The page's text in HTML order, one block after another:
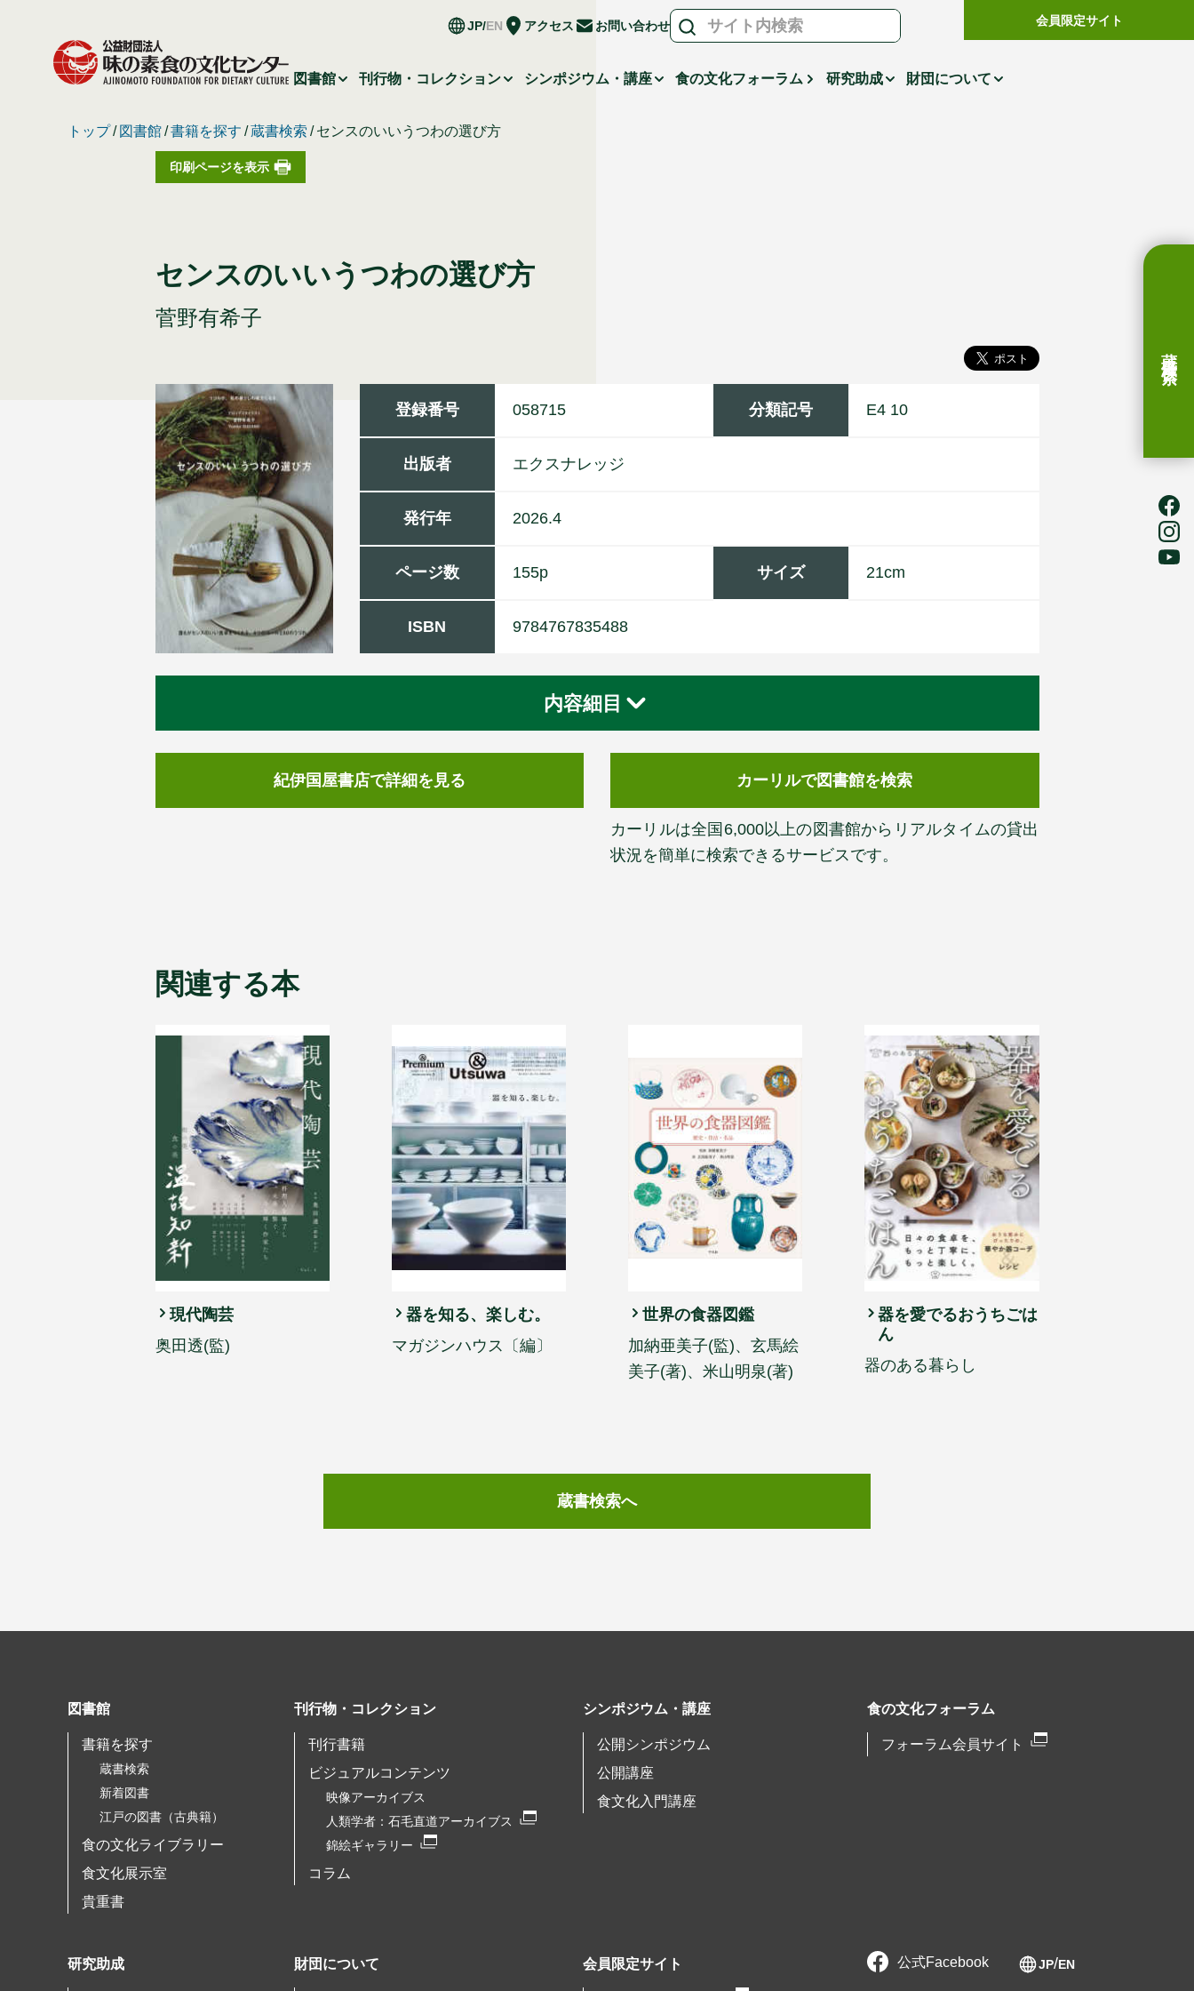
JP EN アクセス お問い合わせ
図書館 刊行物・コレクション シンポジウム・講座 食の文化フォーラム 研究助成 財団について
会員限定サイト
蔵書検索
トップ 図書館 書籍を探す 蔵書検索 センスのいいうつわの選び方
印刷ページを表示
センスのいいうつわの選び方
菅野有希子
登録番号 058715 分類記号 E4 10
出版者 エク スナレ ッ ジ
発行年 2026.4
ページ数 155p サイズ 21cm
ISBN 9784767835488
内容細目
紀伊国屋書店で詳細を見る カーリルで図書館を検索
カーリルは全国6,000以上の図書館からリアルタイムの貸出
状況を簡単に検索できるサービスです。
関連する本
現代陶芸
奥田透(監)
器を知る、楽しむ。
マガジンハウス〔編〕
世界の食器図鑑
加納亜美子(監)、玄馬絵
美子(著)、米山明泉(著)
器を愛でるおうちごは
ん
器のある暮らし
蔵書検索へ
図書館
書籍を探す
蔵書検索
新着図書
江戸の図書（古典籍）
食の文化ライブラリー
食文化展示室
貴重書
刊行物・コレクション
刊行書籍
ビジュアルコンテンツ
映像アーカイブス
人類学者： 石毛直道アーカイブス
錦絵ギャラリー
コラム
シンポジウム・講座
公開シンポジウム
公開講座
食文化入門講座
食の文化フォーラム
フォーラム会員サイト
研究助成 財団について 会員限定サイト 公式Facebook JP EN